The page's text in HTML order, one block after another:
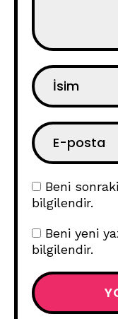
Beni
bilgilendir.
Beni yeni
bilgilendir.